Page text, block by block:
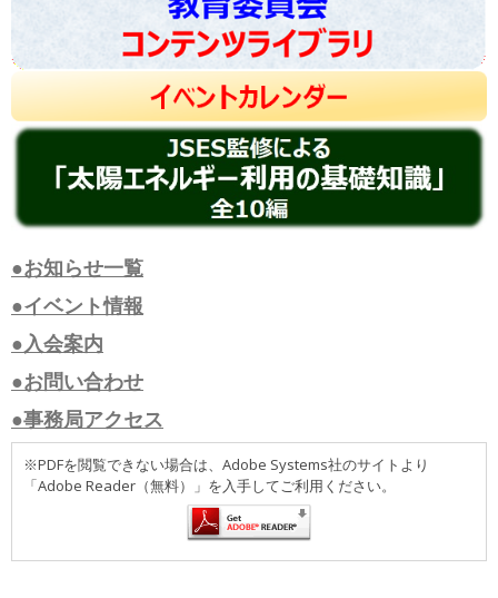
●お知らせ一覧
●イベント情報
●入会案内
●お問い合わせ
●事務局アクセス
※PDFを閲覧できない場合は、Adobe Systems社のサイトより
「Adobe Reader（無料）」を入手してご利用ください。